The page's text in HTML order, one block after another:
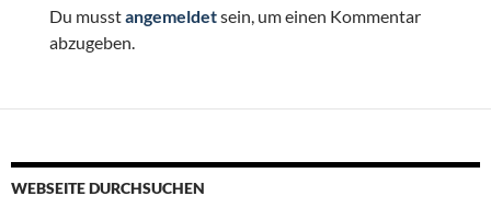
Du musstangemeldetsein, um einen Kommentar
abzugeben.
WEBSEITE DURCHSUCHEN